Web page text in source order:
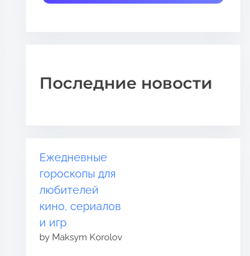
Последние новости
Ежедневные
гороскопы для
любителей
кино, сериалов
и игр
by Maksym Korolov